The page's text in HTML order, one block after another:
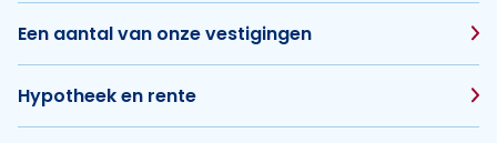
Een aantal van onze vestigingen
Hypotheek en rente